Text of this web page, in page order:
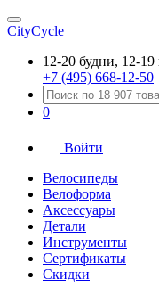
CityCycle
12-20 будни, 12-
+7 (495) 668-12-50
0
Войти
Велосипеды
Велоформа
Аксессуары
Детали
Инструменты
Сертификаты
Скидки